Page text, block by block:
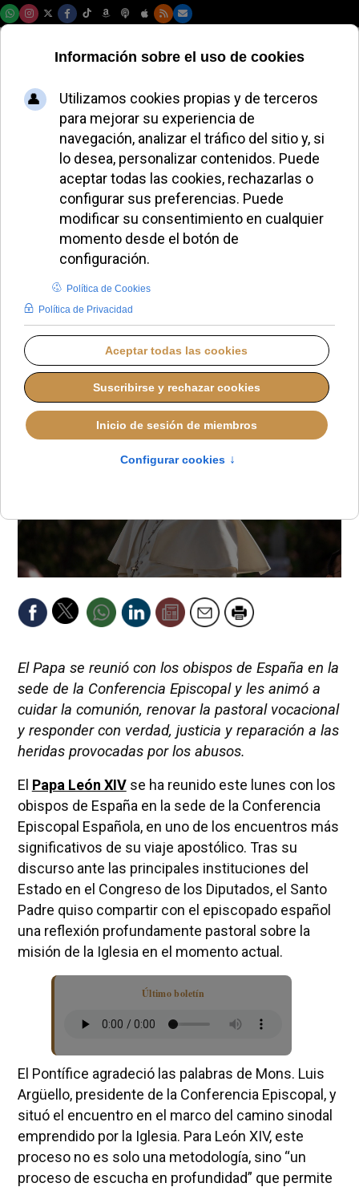
León XIV pide a los
obispos españoles
una Iglesia menos
aferrada a
estructuras
LUNES, 08 JUNIO 2026 14:48
El Papa se reunió con los obispos de España en la
sede de la Conferencia Episcopal y les animó a
cuidar la comunión, renovar la pastoral vocacional
y responder con verdad, justicia y reparación a las
heridas provocadas por los abusos.
El Papa León XIVse ha reunido este lunes con los
obispos de España en la sede de la Conferencia
Episcopal Española, en uno de los encuentros más
significativos de su viaje apostólico. Tras su
discurso ante las principales instituciones del
Estado en el Congreso de los Diputados, el Santo
Padre quiso compartir con el episcopado español
una reflexión profundamente pastoral sobre la
misión de la Iglesia en el momento actual.
Último boletín
El Pontífice agradeció las palabras de Mons. Luis
Argüello, presidente de la Conferencia Episcopal, y
situó el encuentro en el marco del camino sinodal
emprendido por la Iglesia. Para León XIV, este
proceso no es solo una metodología, sino “un
proceso de escucha en profundidad” que permite